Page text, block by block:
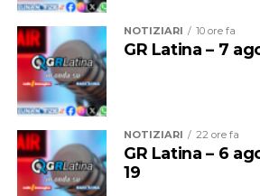
Nelle ultime due giornate sono stati
di rifiuti nelle zone Isonzo, Europa,
Latina e Piave, dove gli
provveduto alla raccolta e al
materiali di varia natura,
sicurezza e decoro degli spazi
hanno riguardato rifiuti domestici,
materiali abbandonati
in prossimità di aree verdi.
NOTIZIARI 10 ore fa
GR Latina – 7
NOTIZIARI 22 ore fa
GR Latina – 6
19